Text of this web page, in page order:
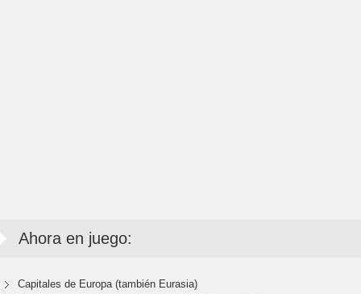
Ahora en juego:
Capitales de Europa (también Eurasia)